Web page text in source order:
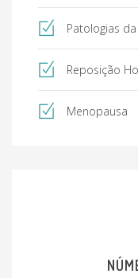
Patologias
Reposição
Menopausa